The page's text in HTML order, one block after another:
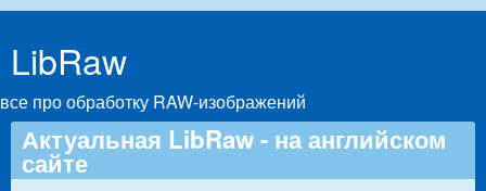
LibRaw
все про обработку RAW-изображений
Актуальная LibRaw - на английском
сайте